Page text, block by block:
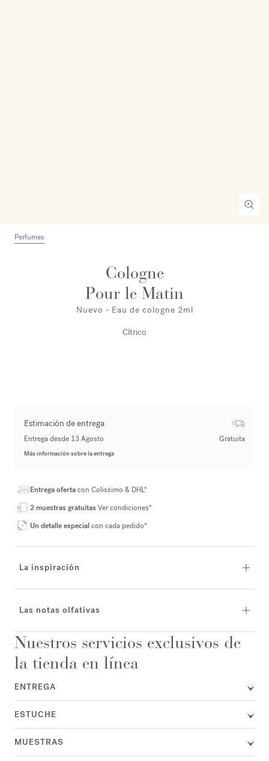
Perfumes
Cologne
Pour le Matin
Nuevo - Eau de cologne 2ml
Cítrico
Estimación de entrega
Entrega desde 13 Agosto Gratuita
Más información sobre la entrega
Entrega ofertacon Colissimo & DHL*
2 muestras gratuitasVer condiciones*
Un detalle especialcon cada pedido*
La inspiración
Las notas olfativas
Nuestros servicios exclusivos de
la tienda en línea
ENTREGA
ESTUCHE
MUESTRAS